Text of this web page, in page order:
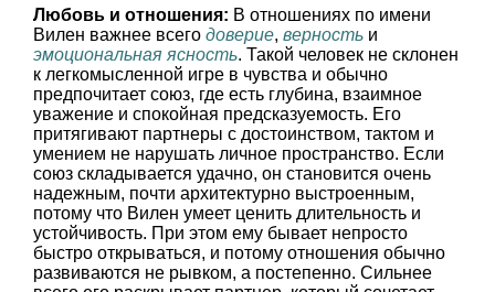
Любовь и отношения: В отношениях по имени
Вилен важнее всего доверие, верность и
эмоциональная ясность. Такой человек не склонен
к легкомысленной игре в чувства и обычно
предпочитает союз, где есть глубина, взаимное
уважение и спокойная предсказуемость. Его
притягивают партнеры с достоинством, тактом и
умением не нарушать личное пространство. Если
союз складывается удачно, он становится очень
надежным, почти архитектурно выстроенным,
потому что Вилен умеет ценить длительность и
устойчивость. При этом ему бывает непросто
быстро открываться, и потому отношения обычно
развиваются не рывком, а постепенно. Сильнее